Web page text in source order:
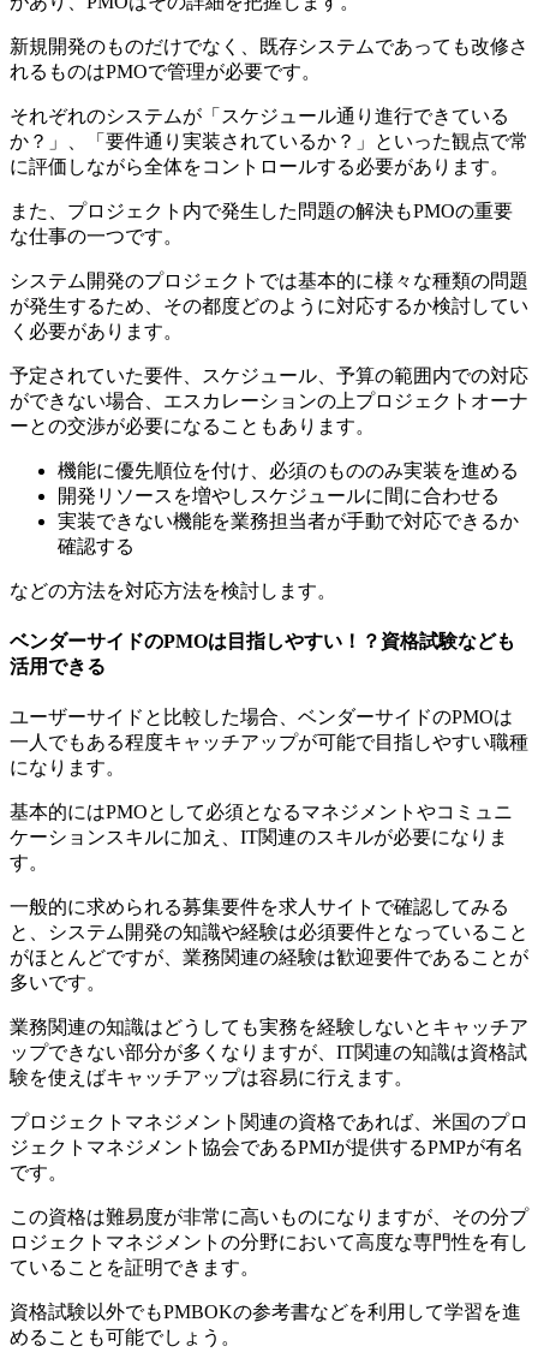
新規開発のものだけでなく、既存システムであっても改修さ
れるものはPMOで管理が必要です。
それぞれのシステムが「スケジュール通り進行できている
か？」、「要件通り実装されているか？」といった観点で常
に評価しながら全体をコントロールする必要があります。
また、プロジェクト内で発生した問題の解決もPMOの重要
な仕事の一つです。
システム開発のプロジェクトでは基本的に様々な種類の問題
が発生するため、その都度どのように対応するか検討してい
く必要があります。
予定されていた要件、スケジュール、予算の範囲内での対応
ができない場合、エスカレーションの上プロジェクトオーナ
ーとの交渉が必要になることもあります。
機能に優先順位を付け、必須のもののみ実装を進める
開発リソースを増やしスケジュールに間に合わせる
実装できない機能を業務担当者が手動で対応できるか
確認する
などの方法を対応方法を検討します。
ベンダーサイドのPMOは目指しやすい！？資格試験なども
活用できる
ユーザーサイドと比較した場合、ベンダーサイドのPMOは
一人でもある程度キャッチアップが可能で目指しやすい職種
になります。
基本的にはPMOとして必須となるマネジメントやコミュニ
ケーションスキルに加え、IT関連のスキルが必要になりま
す。
一般的に求められる募集要件を求人サイトで確認してみる
と、システム開発の知識や経験は必須要件となっていること
がほとんどですが、業務関連の経験は歓迎要件であることが
多いです。
業務関連の知識はどうしても実務を経験しないとキャッチア
ップできない部分が多くなりますが、IT関連の知識は資格試
験を使えばキャッチアップは容易に行えます。
プロジェクトマネジメント関連の資格であれば、米国のプロ
ジェクトマネジメント協会であるPMIが提供するPMPが有名
です。
この資格は難易度が非常に高いものになりますが、その分プ
ロジェクトマネジメントの分野において高度な専門性を有し
ていることを証明できます。
資格試験以外でもPMBOKの参考書などを利用して学習を進
めることも可能でしょう。